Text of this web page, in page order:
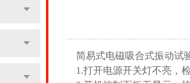
简易式电磁吸合式振动试
1.打开电源开关灯不亮，